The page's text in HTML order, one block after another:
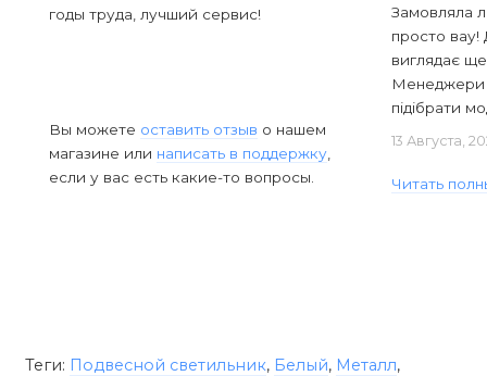
годы труда, лучший сервис!
Вы можете оставить отзыв о нашем
магазине или написать в поддержку
если у вас есть какие-то вопросы.
Замовляла
просто вау!
виглядає
Менеджери
підібрати
13 Августа,
Читать
Теги: Подвесной светильник, Белый, Металл,